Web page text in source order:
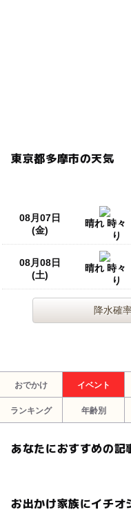
東京都多摩市の天気
08月07日
(金)
晴れ 時々
り
08月08日
(土)
晴れ 時々
り
降水確
おでかけ イベント
ランキング 年齢別
あなたにおすすめの記
お出かけ家族にイチオ